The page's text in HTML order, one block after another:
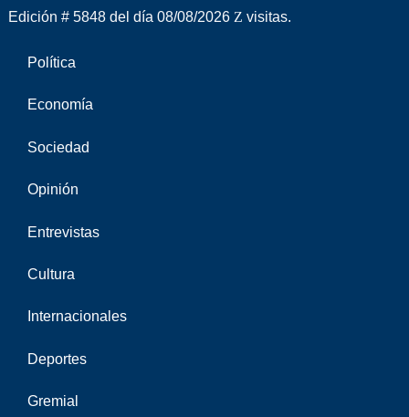
Edición # 5848 del día 08/08/2026 visitas.
Política
Economía
Sociedad
Opinión
Entrevistas
Cultura
Internacionales
Deportes
Gremial